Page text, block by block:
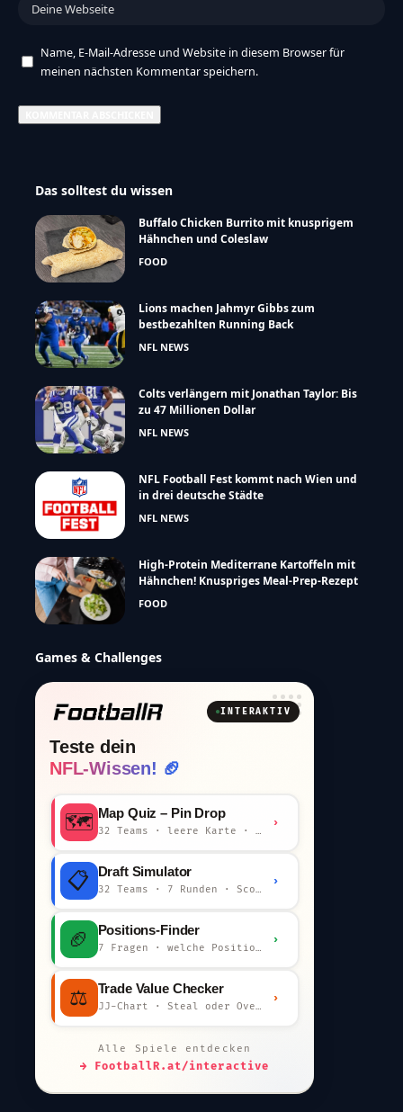
Name, E-Mail-Adresse und Website in diesem Browser für
meinen nächsten Kommentar speichern.
Das solltest du wissen
Buffalo Chicken Burrito mit knusprigem
Hähnchen und Coleslaw
FOOD
Lions machen Jahmyr Gibbs zum
bestbezahlten Running Back
NFL NEWS
Colts verlängern mit Jonathan Taylor: Bis
zu 47 Millionen Dollar
NFL NEWS
NFL Football Fest kommt nach Wien und
in drei deutsche Städte
NFL NEWS
High-Protein Mediterrane Kartoffeln mit
Hähnchen! Knuspriges Meal-Prep-Rezept
FOOD
Games & Challenges
INTERAKTIV
Teste dein
NFL-Wissen! 🏈
🗺️ Map Quiz – Pin Drop
32 Teams · leere Karte · km-Wertung
›
📋 Draft Simulator
32 Teams · 7 Runden · Scout-Kommentar
›
🏈 Positions-Finder
7 Fragen · welche Position bist du?
›
⚖️ Trade Value Checker
JJ-Chart · Steal oder Overpay?
›
Alle Spiele entdecken
→ FootballR.at/interactive